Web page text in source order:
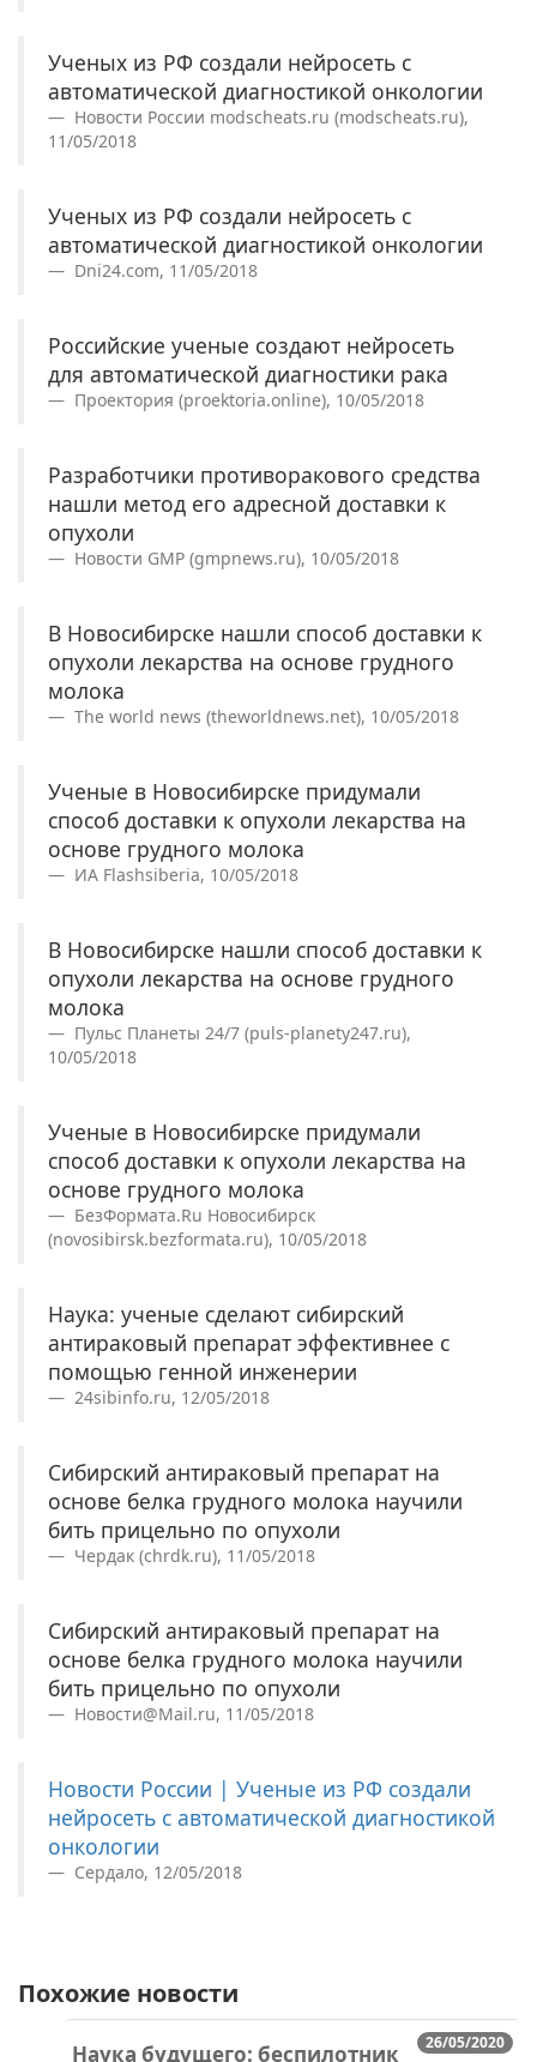
Ученых из РФ создали нейросеть с
автоматической диагностикой онкологии
Новости России modscheats.ru (modscheats.ru),
11/05/2018
Ученых из РФ создали нейросеть с
автоматической диагностикой онкологии
Dni24.com, 11/05/2018
Российские ученые создают нейросеть
для автоматической диагностики рака
Проектория (proektoria.online), 10/05/2018
Разработчики противоракового средства
нашли метод его адресной доставки к
опухоли
Новости GMP (gmpnews.ru), 10/05/2018
В Новосибирске нашли способ доставки к
опухоли лекарства на основе грудного
молока
The world news (theworldnews.net), 10/05/2018
Ученые в Новосибирске придумали
способ доставки к опухоли лекарства на
основе грудного молока
ИА Flashsiberia, 10/05/2018
В Новосибирске нашли способ доставки к
опухоли лекарства на основе грудного
молока
Пульс Планеты 24/7 (puls-planety247.ru),
10/05/2018
Ученые в Новосибирске придумали
способ доставки к опухоли лекарства на
основе грудного молока
БезФормата.Ru Новосибирск
(novosibirsk.bezformata.ru), 10/05/2018
Наука: ученые сделают сибирский
антираковый препарат эффективнее с
помощью генной инженерии
24sibinfo.ru, 12/05/2018
Сибирский антираковый препарат на
основе белка грудного молока научили
бить прицельно по опухоли
Чердак (chrdk.ru), 11/05/2018
Сибирский антираковый препарат на
основе белка грудного молока научили
бить прицельно по опухоли
Новости@Mail.ru, 11/05/2018
Новости России | Ученые из РФ создали
нейросеть с автоматической диагностикой
онкологии
Сердало, 12/05/2018
Похожие новости
26/05/2020
Наука будущего: беспилотник